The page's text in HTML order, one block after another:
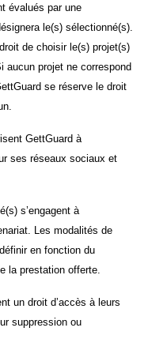
évalués par une
le(s) sélectionné(s).
de choisir le(s) projet(s)
aucun projet ne correspond
se réserve le droit
GettGuard à
ses réseaux sociaux et
s’engagent à
Les modalités de
en fonction du
la prestation offerte.
un droit d’accès à leurs
suppression ou